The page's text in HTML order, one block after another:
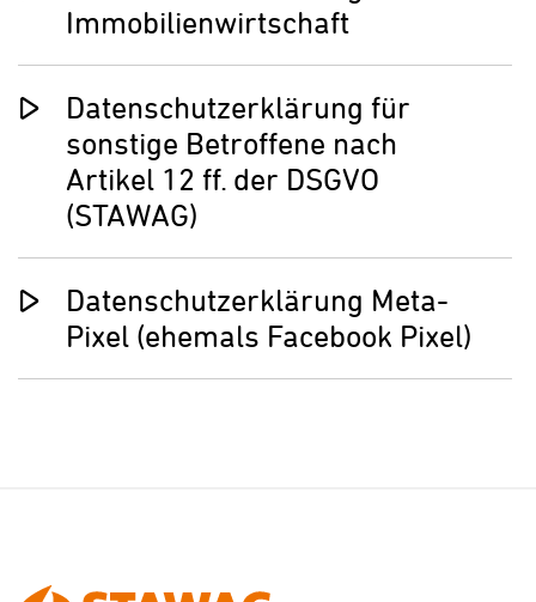
Immobilienwirtschaft
Datenschutzerklärung für
sonstige Betroffene nach
Artikel 12 ff. der DSGVO
(STAWAG)
Datenschutzerklärung Meta-
Pixel (ehemals Facebook Pixel)